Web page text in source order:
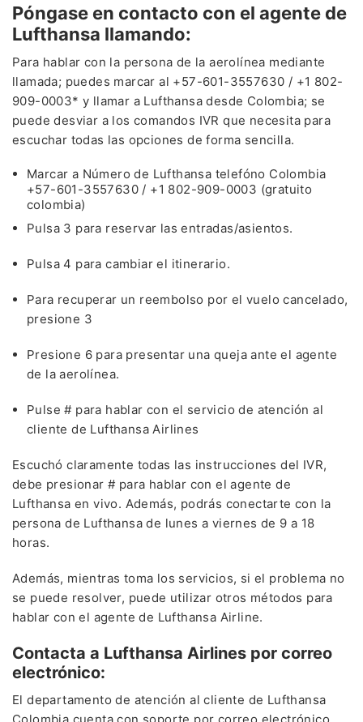
Póngase en contacto con el agente de
Lufthansa llamando:
Para hablar con la persona de la aerolínea mediante
llamada; puedes marcar al +57-601-3557630 / +1 802-
909-0003* y llamar a Lufthansa desde Colombia; se
puede desviar a los comandos IVR que necesita para
escuchar todas las opciones de forma sencilla.
Marcar a Número de Lufthansa telefóno Colombia
+57-601-3557630 / +1 802-909-0003 (gratuito
colombia)
Pulsa 3 para reservar las entradas/asientos.
Pulsa 4 para cambiar el itinerario.
Para recuperar un reembolso por el vuelo cancelado,
presione 3
Presione 6 para presentar una queja ante el agente
de la aerolínea.
Pulse # para hablar con el servicio de atención al
cliente de Lufthansa Airlines
Escuchó claramente todas las instrucciones del IVR,
debe presionar # para hablar con el agente de
Lufthansa en vivo. Además, podrás conectarte con la
persona de Lufthansa de lunes a viernes de 9 a 18
horas.
Además, mientras toma los servicios, si el problema no
se puede resolver, puede utilizar otros métodos para
hablar con el agente de Lufthansa Airline.
Contacta a Lufthansa Airlines por correo
electrónico:
El departamento de atención al cliente de Lufthansa
Colombia cuenta con soporte por correo electrónico,